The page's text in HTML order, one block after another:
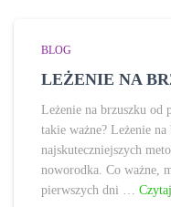
BLOG
LEŻENIE NA
Leżenie na brzuszku od
takie ważne? Leżenie
najskuteczniejszych
noworodka. Co ważne,
pierwszych dni …